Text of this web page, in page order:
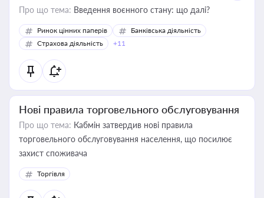
Про що тема: Введення воєнного стану: що далі?
Ринок цінних паперів
Банківська діяльність
Страхова діяльність
+11
Нові правила торговельного обслуговування
Про що тема: Кабмін затвердив нові правила
торговельного обслуговування населення, що посилює
захист споживача
Торгівля